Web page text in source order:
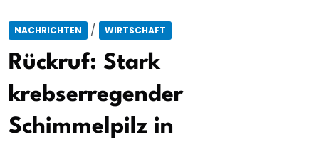
NACHRICHTEN / WIRTSCHAFT
Rückruf: Stark
krebserregender
Schimmelpilz in